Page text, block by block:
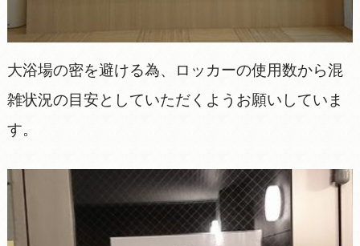
大浴場の密を避ける為、ロッカーの使用数から混
雑状況の目安としていただくようお願いしていま
す。